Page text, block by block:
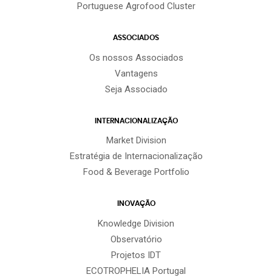
Portuguese Agrofood Cluster
ASSOCIADOS
Os nossos Associados
Vantagens
Seja Associado
INTERNACIONALIZAÇÃO
Market Division
Estratégia de Internacionalização
Food & Beverage Portfolio
INOVAÇÃO
Knowledge Division
Observatório
Projetos IDT
ECOTROPHELIA Portugal